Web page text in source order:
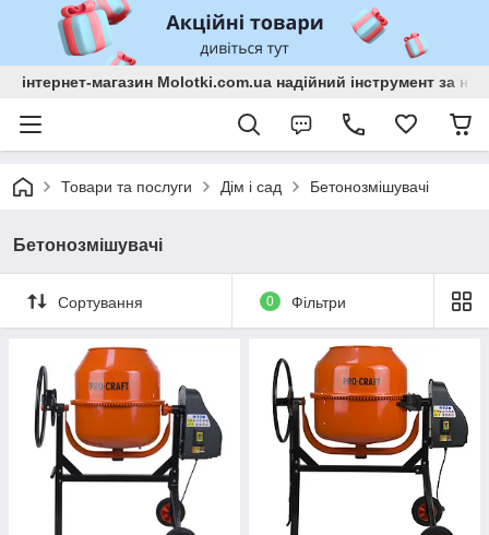
інтернет-магазин Molotki.com.ua надійний інструмент за
Товари та послуги Дім і сад Бетонозмішувачі
Бетонозмішувачі
Сортування 0 Фільтри